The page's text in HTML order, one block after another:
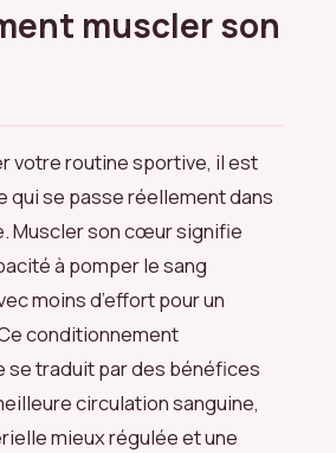
muscler son
votre routine sportive, il est
qui se passe réellement dans
Muscler son cœur signifie
à pomper le sang
moins d’effort pour un
conditionnement
se traduit par des bénéfices
circulation sanguine,
mieux régulée et une